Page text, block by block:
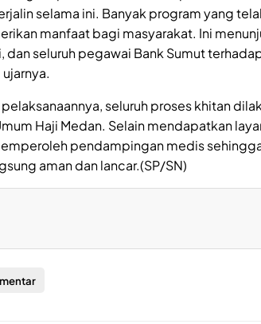
selama ini. Banyak program yang
manfaat bagi masyarakat. Ini
dan seluruh pegawai Bank Sumut
ujarnya.
seluruh proses khitan
Haji Medan. Selain mendapatkan
pendampingan medis
aman dan lancar.(SP/SN)